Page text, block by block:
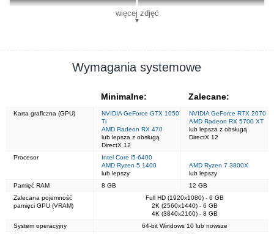
więcej zdjęć
▼
Wymagania systemowe
Minimalne: Zalecane:
Karta graficzna (GPU)
NVIDIA GeForce GTX 1050
Ti
AMD Radeon RX 470
lub lepsza z obsługą
DirectX 12
NVIDIA GeForce RTX 2070
AMD Radeon RX 5700 XT
lub lepsza z obsługą
DirectX 12
Procesor
Intel Core i5-6400
AMD Ryzen 5 1400
lub lepszy
AMD Ryzen 7 3800X
lub lepszy
Pamięć RAM
8 GB
12 GB
Zalecana pojemność
pamięci GPU (VRAM)
Full HD (1920x1080) - 6 GB
2K (2560x1440) - 6 GB
4K (3840x2160) - 8 GB
System operacyjny
64-bit Windows 10 lub nowsze